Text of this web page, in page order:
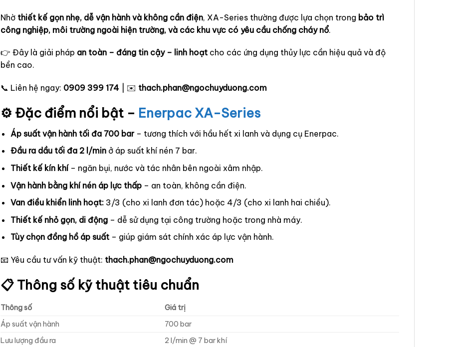
Nhờ thiết kế gọn nhẹ, dễ vận hành và không cần điện, XA-Series thường được lựa chọn trong bảo trì
công nghiệp, môi trường ngoài hiện trường, và các khu vực có yêu cầu chống cháy nổ.
👉 Đây là giải pháp an toàn – đáng tin cậy – linh hoạtcho các ứng dụng thủy lực cần hiệu quả và độ
bền cao.
📞 Liên hệ ngay: 0909 399 174| ✉️ thach.phan@ngochuyduong.com
⚙️ Đặc điểm nổi bật – Enerpac XA-Series
Áp suất vận hành tối đa 700 bar– tương thích với hầu hết xi lanh và dụng cụ Enerpac.
Đầu ra dầu tối đa 2 l/min ở áp suất khí nén 7 bar.
Thiết kế kín khí– ngăn bụi, nước và tác nhân bên ngoài xâm nhập.
Vận hành bằng khí nén áp lực thấp – an toàn, không cần điện.
Van điều khiển linh hoạt: 3/3 (cho xi lanh đơn tác) hoặc 4/3 (cho xi lanh hai chiều).
Thiết kế nhỏ gọn, di động – dễ sử dụng tại công trường hoặc trong nhà máy.
Tùy chọn đồng hồ áp suất – giúp giám sát chính xác áp lực vận hành.
📧 Yêu cầu tư vấn kỹ thuật: thach.phan@ngochuyduong.com
📋 Thông số kỹ thuật tiêu chuẩn
Thông số
Giá trị
Áp suất vận hành
700 bar
Lưu lượng đầu ra
2 l/min @ 7 bar khí